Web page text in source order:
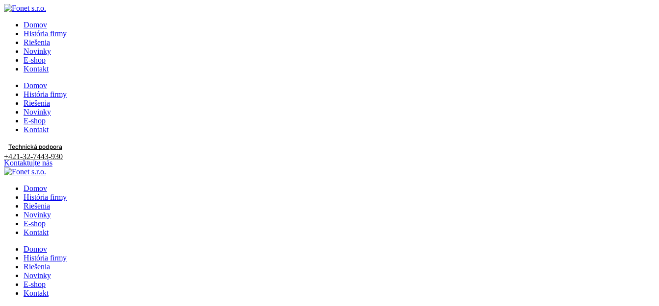
Domov
História firmy
Riešenia
Novinky
E-shop
Kontakt
Domov
História firmy
Riešenia
Novinky
E-shop
Kontakt
Technická podpora
+421-32-7443-930
Kontaktujte nás
Domov
História firmy
Riešenia
Novinky
E-shop
Kontakt
Domov
História firmy
Riešenia
Novinky
E-shop
Kontakt